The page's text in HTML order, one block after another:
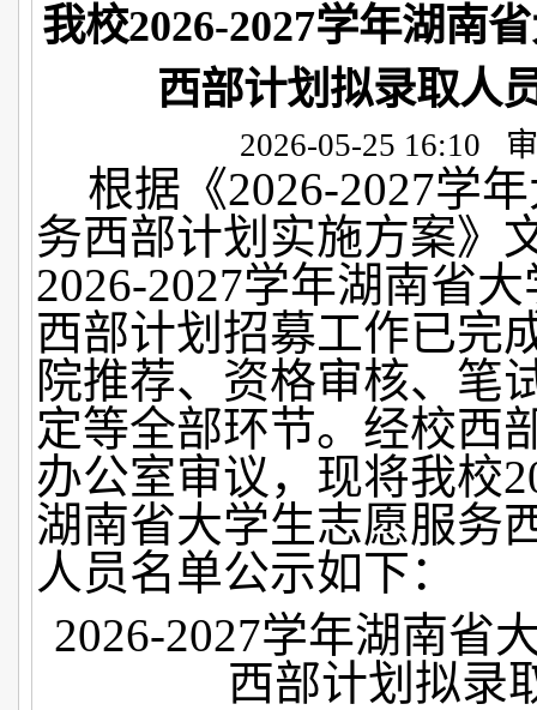
我校2026-2027学年湖南
西部计划拟录取人
2026-05-25 16:10
根据《2026-2027学
务西部计划实施方案》
2026-2027学年湖南省
西部计划招募工作已完
院推荐、资格审核、笔
定等全部环节。经校西
办公室审议，现将我校
湖南省大学生志愿服务
人员名单公示如下：
2026-2027学年湖南省
西部计划拟录